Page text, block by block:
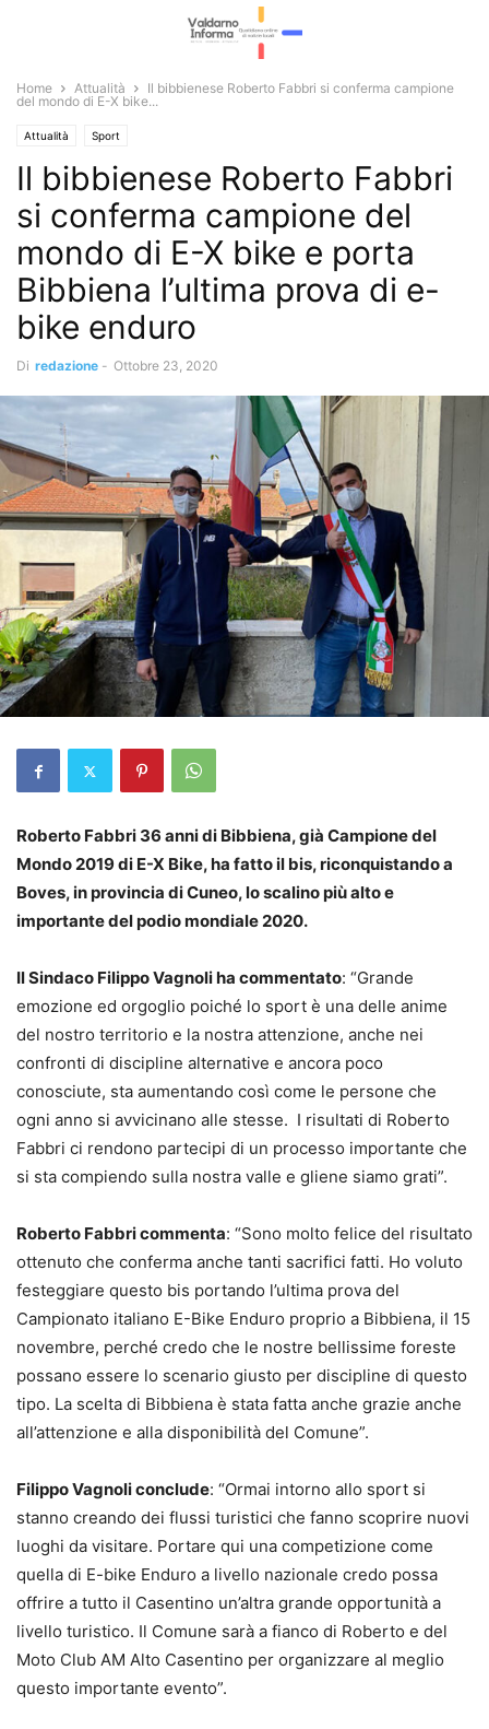
Home Attualità
Il bibbienese Roberto Fabbri si conferma campione
del mondo di E-X bike...
Attualità Sport
Il bibbienese Roberto Fabbri
si conferma campione del
mondo di E-X bike e porta
Bibbiena l’ultima prova di e-
bike enduro
Di redazione - Ottobre 23, 2020
Roberto Fabbri 36 anni di Bibbiena, già Campione del
Mondo 2019 di E-X Bike, ha fatto il bis, riconquistando a
Boves, in provincia di Cuneo, lo scalino più alto e
importante del podio mondiale 2020.
Il Sindaco Filippo Vagnoli ha commentato: “Grande
emozione ed orgoglio poiché lo sport è una delle anime
del nostro territorio e la nostra attenzione, anche nei
confronti di discipline alternative e ancora poco
conosciute, sta aumentando così come le persone che
ogni anno si avvicinano alle stesse. I risultati di Roberto
Fabbri ci rendono partecipi di un processo importante che
si sta compiendo sulla nostra valle e gliene siamo grati”.
Roberto Fabbri commenta: “Sono molto felice del risultato
ottenuto che conferma anche tanti sacrifici fatti. Ho voluto
festeggiare questo bis portando l’ultima prova del
Campionato italiano E-Bike Enduro proprio a Bibbiena, il 15
novembre, perché credo che le nostre bellissime foreste
possano essere lo scenario giusto per discipline di questo
tipo. La scelta di Bibbiena è stata fatta anche grazie anche
all’attenzione e alla disponibilità del Comune”.
Filippo Vagnoli conclude: “Ormai intorno allo sport si
stanno creando dei flussi turistici che fanno scoprire nuovi
luoghi da visitare. Portare qui una competizione come
quella di E-bike Enduro a livello nazionale credo possa
offrire a tutto il Casentino un’altra grande opportunità a
livello turistico. Il Comune sarà a fianco di Roberto e del
Moto Club AM Alto Casentino per organizzare al meglio
questo importante evento”.